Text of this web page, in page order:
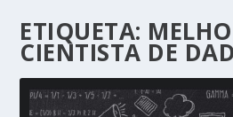
ETIQUETA:
CIENTISTA DE